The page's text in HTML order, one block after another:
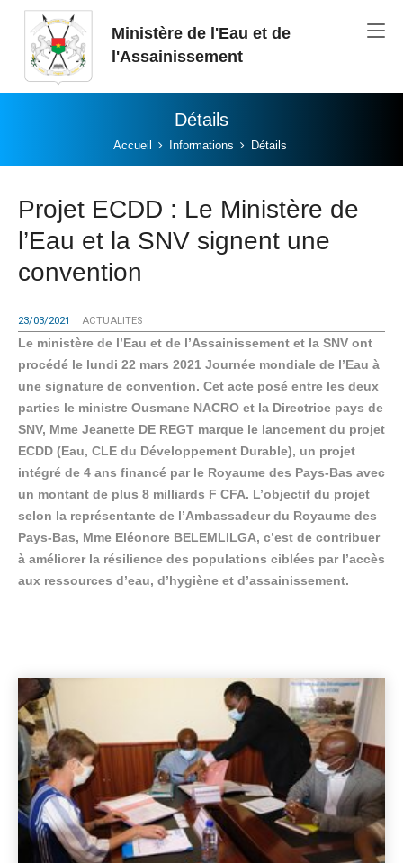
Aller au contenu principal
Ministère de l'Eau et de
l'Assainissement
Détails
Accueil Informations Détails
Projet ECDD : Le Ministère de
l’Eau et la SNV signent une
convention
23/03/2021 ACTUALITES
Le ministère de l’Eau et de l’Assainissement et la SNV ont
procédé le lundi 22 mars 2021 Journée mondiale de l’Eau à
une signature de convention. Cet acte posé entre les deux
parties le ministre Ousmane NACRO et la Directrice pays de
SNV, Mme Jeanette DE REGT marque le lancement du projet
ECDD (Eau, CLE du Développement Durable), un projet
intégré de 4 ans financé par le Royaume des Pays-Bas avec
un montant de plus 8 milliards F CFA. L’objectif du projet
selon la représentante de l’Ambassadeur du Royaume des
Pays-Bas, Mme Eléonore BELEMLILGA, c’est de contribuer
à améliorer la résilience des populations ciblées par l’accès
aux ressources d’eau, d’hygiène et d’assainissement.